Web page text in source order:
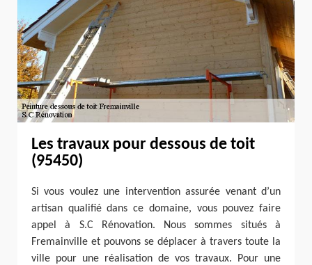
Les travaux pour dessous de toit
(95450)
Si vous voulez une intervention assurée venant d’un
artisan qualifié dans ce domaine, vous pouvez faire
appel à S.C Rénovation. Nous sommes situés à
Fremainville et pouvons se déplacer à travers toute la
ville pour une réalisation de vos travaux. Pour une